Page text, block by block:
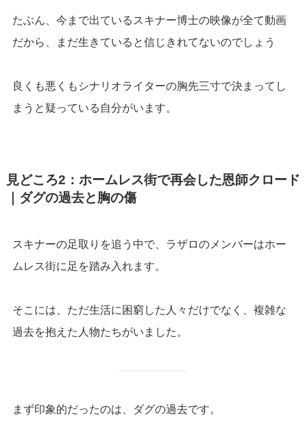
たぶん、今まで出ているスキナー博士の映像が全て動画
だから、まだ生きていると信じきれてないのでしょう
良くも悪くもシナリオライターの胸先三寸で決まってし
まうと疑っている自分がいます。
見どころ2：ホームレス街で再会した恩師クロード
｜ダグの過去と胸の傷
スキナーの足取りを追う中で、ラザロのメンバーはホー
ムレス街に足を踏み入れます。
そこには、ただ生活に困窮した人々だけでなく、複雑な
過去を抱えた人物たちがいました。
まず印象的だったのは、ダグの過去です。